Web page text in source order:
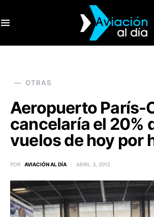
OTRAS
Aeropuerto París-
cancelaría el 20%
vuelos de hoy por
POR AVIACIÓN AL DÍA ABRIL 3, 2012